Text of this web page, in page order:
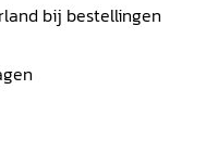
bij bestellingen